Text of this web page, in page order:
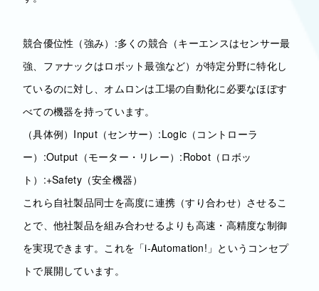
競合優位性（強み）:多くの競合（キーエンスはセンサー最
強、ファナックはロボット最強など）が特定分野に特化し
ているのに対し、オムロンは工場の自動化に必要なほぼす
べての機器を持っています。
（具体例）Input（センサー）:Logic（コントローラ
ー）:Output（モーター・リレー）:Robot（ロボッ
ト）:+Safety（安全機器）
これら自社製品同士を高度に連携（すり合わせ）させるこ
とで、他社製品を組み合わせるよりも高速・高精度な制御
を実現できます。これを「i-Automation!」というコンセプ
トで展開しています。